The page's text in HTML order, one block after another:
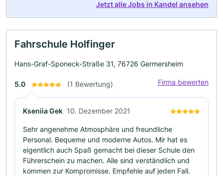
Jetzt alle Jobs in Kandel ansehen
Fahrschule Holfinger
Hans-Graf-Sponeck-Straße 31, 76726 Germersheim
5.0 (1 Bewertung) Firma bewerten
Kseniia Gek 10. Dezember 2021
Sehr angenehme Atmosphäre und freundliche
Personal. Bequeme und moderne Autos. Mir hat es
eigentlich auch Spaß gemacht bei dieser Schule den
Führerschein zu machen. Alle sind verständlich und
kommen zur Kompromisse. Empfehle auf jeden Fall.